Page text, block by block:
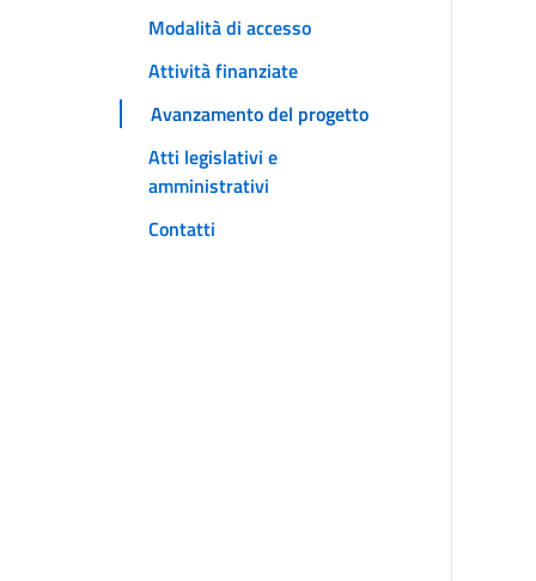
Modalità di accesso
Attività finanziate
Avanzamento del progetto
Atti legislativi e
amministrativi
Contatti